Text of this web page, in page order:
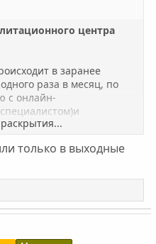
центра
в заранее
раза в месяц, по
с онлайн-
за неделю,максимум
во временном
продолжительность
только в выходные